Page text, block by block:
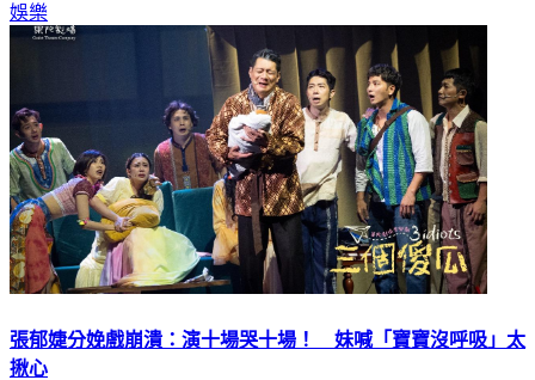
娛樂
張郁婕分娩戲崩潰：演十場哭十場！ 妹喊「寶寶沒呼吸」太
揪心